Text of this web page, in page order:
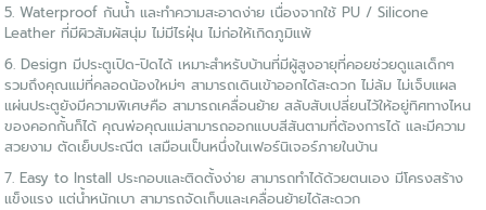
5. Waterproof กันน้ำ และทำความสะอาดง่าย เนื่องจากใช้ PU / Silicone
Leather ที่มีผิวสัมผัสนุ่ม ไม่มีไรฝุ่น ไม่ก่อให้เกิดภูมิแพ้
6. Design มีประตูเปิด-ปิดได้ เหมาะสำหรับบ้านที่มีผู้สูงอายุที่คอยช่วยดูแลเด็กๆ
รวมถึงคุณแม่ที่คลอดน้องใหม่ๆ สามารถเดินเข้าออกได้สะดวก ไม่ล้ม ไม่เจ็บแผล
แผ่นประตูยังมีความพิเศษคือ สามารถเคลื่อนย้าย สลับสับเปลี่ยนไว้ให้อยู่ทิศทางไหน
ของคอกกั้นก็ได้ คุณพ่อคุณแม่สามารถออกแบบสีสันตามที่ต้องการได้ และมีความ
สวยงาม ตัดเย็บประณีต เสมือนเป็นหนึ่งในเฟอร์นิเจอร์ภายในบ้าน
7. Easy to Install ประกอบและติดตั้งง่าย สามารถทำได้ด้วยตนเอง มีโครงสร้าง
แข็งแรง แต่น้ำหนักเบา สามารถจัดเก็บและเคลื่อนย้ายได้สะดวก